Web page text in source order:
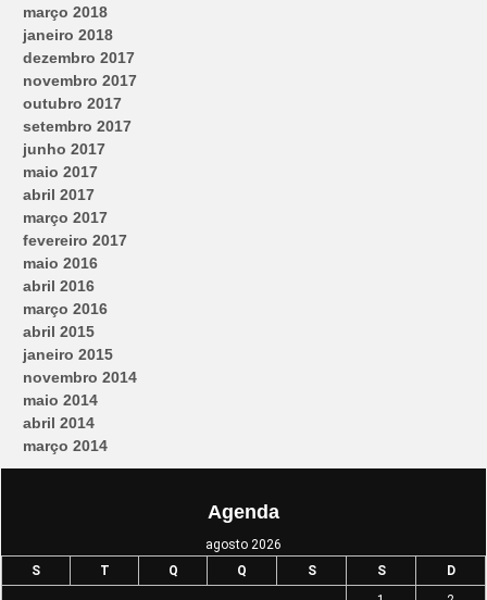
março 2018
janeiro 2018
dezembro 2017
novembro 2017
outubro 2017
setembro 2017
junho 2017
maio 2017
abril 2017
março 2017
fevereiro 2017
maio 2016
abril 2016
março 2016
abril 2015
janeiro 2015
novembro 2014
maio 2014
abril 2014
março 2014
Agenda
agosto 2026
S
T Q Q S S
D